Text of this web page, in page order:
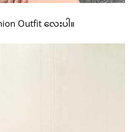
Outfit လေးပါ။